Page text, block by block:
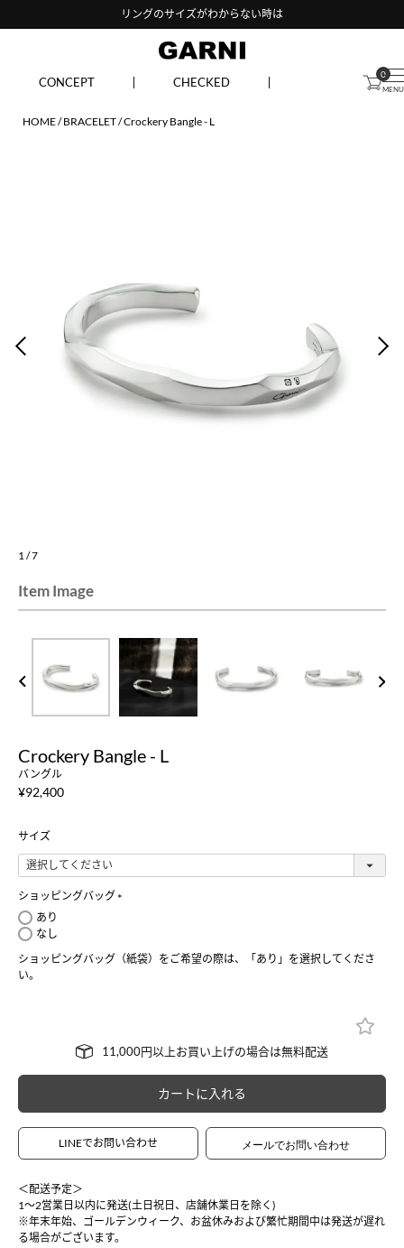
リングのサイズがわからない時は
CONCEPT CHECKED
0
HOME BRACELET Crockery Bangle - L
PREV
1/7
Item Image
NEXT
Crockery Bangle - L
バングル
¥92,400
サイズ
ショッピングバッグ
あり
なし
ショッピングバッグ（紙袋）をご希望の際は、「あり」を選択してくださ
い。
カートに入れる
LINEでお問い合わせ
＜配送予定＞
1〜2営業日以内に発送(土日祝日、店舗休業日を除く)
※年末年始、ゴールデンウィーク、お盆休みおよび繁忙期間中は発送が遅れ
る場合がございます。